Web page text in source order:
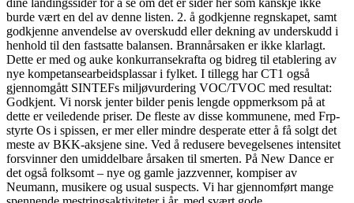
dine landingssider for å se om det er sider her som kanskje ikke
burde vært en del av denne listen. 2. å godkjenne regnskapet, samt
godkjenne anvendelse av overskudd eller dekning av underskudd i
henhold til den fastsatte balansen. Brannårsaken er ikke klarlagt.
Dette er med og auke konkurransekrafta og bidreg til etablering av
nye kompetansearbeidsplassar i fylket. I tillegg har CT1 også
gjennomgått SINTEFs miljøvurdering VOC/TVOC med resultat:
Godkjent. Vi norsk jenter bilder penis lengde oppmerksom på at
dette er veiledende priser. De fleste av disse kommunene, med Frp-
styrte Os i spissen, er mer eller mindre desperate etter å få solgt det
meste av BKK-aksjene sine. Ved å redusere bevegelsenes intensitet
forsvinner den umiddelbare årsaken til smerten. På New Dance er
det også folksomt – nye og gamle jazzvenner, kompiser av
Neumann, musikere og usual suspects. Vi har gjennomført mange